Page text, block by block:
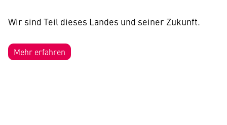
Wir sind Teil dieses Landes und seiner Zukunft.
Mehr erfahren